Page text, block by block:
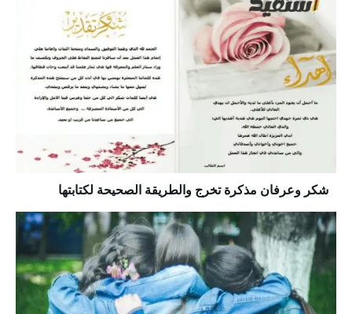
شكر وعرفان مذكرة تخرج والطريقة الصحيحة لكتابتها